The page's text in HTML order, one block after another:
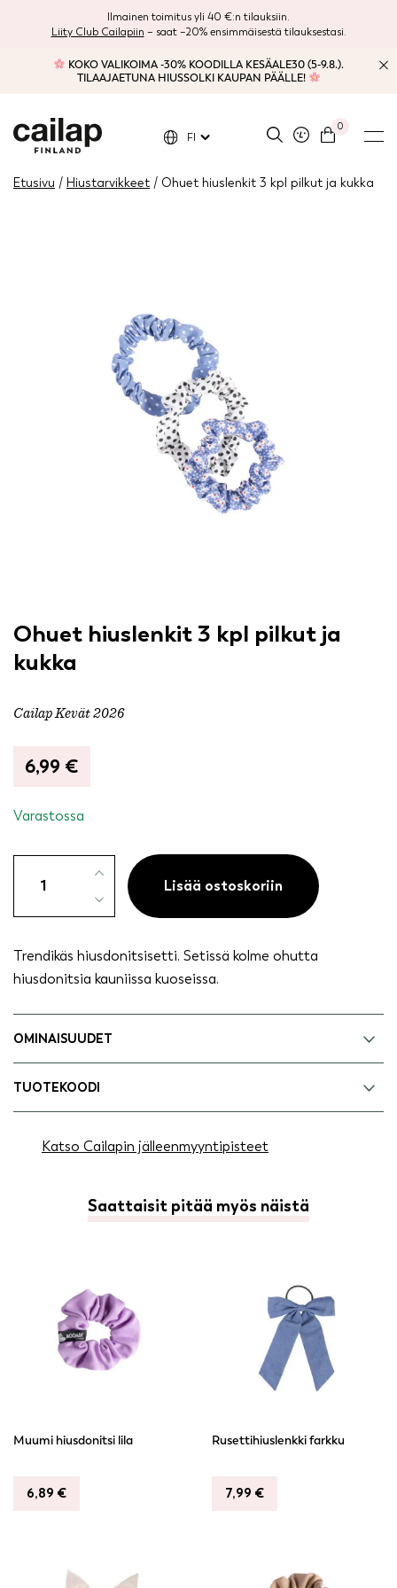
Ilmainen toimitus yli 40 €:n tilauksiin.
Liity Club Cailapiin – saat –20% ensimmäisestä tilauksestasi.
KOKO VALIKOIMA -30% KOODILLA KESÄALE30 (5-9.8.).
TILAAJAETUNA HIUSSOLKI KAUPAN PÄÄLLE!
0
FI
Etusivu / Hiustarvikkeet / Ohuet hiuslenkit 3 kpl pilkut ja kukka
Ohuet hiuslenkit 3 kpl pilkut ja
kukka
Cailap Kevät 2026
6,99 €
Varastossa
hiuslenkit
pilkut
ja
määrä
Lisää ostoskoriin
Trendikäs hiusdonitsisetti. Setissä kolme ohutta
hiusdonitsia kauniissa kuoseissa.
OMINAISUUDET
TUOTEKOODI
Katso Cailapin jälleenmyyntipisteet
Saattaisit pitää myös näistä
Muumi hiusdonitsi lila
6,89 €
Rusettihiuslenkki farkku
7,99 €